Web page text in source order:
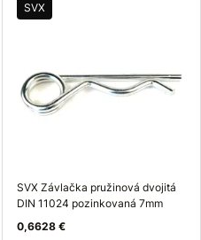
SVX
SVX Závlačka pružinová dvojitá
DIN 11024 pozinkovaná 7mm
0,6628 €